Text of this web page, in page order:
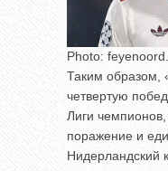
Photo:
Таким образом,
четвертую
Лиги
поражение и
Нидерландский